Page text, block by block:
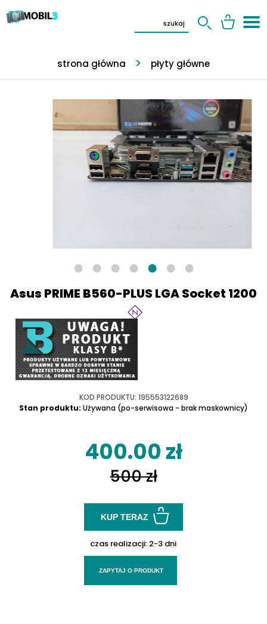
strona główna płyty główne
Asus PRIME B560-PLUS LGA Socket 1200
KOD PRODUKTU: 195553122689
Stan produktu: Używana (po-serwisowa - brak maskownicy)
400.00 zł
500 zł
KUP TERAZ
czas realizacji: 2-3 dni
ZAPYTAJ O PRODUKT